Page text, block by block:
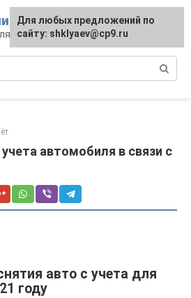
автомобилистов
автомобиля в связи с
авто с учета для
году
Для любых предложений по
сайту: shklyaev@cp9.ru